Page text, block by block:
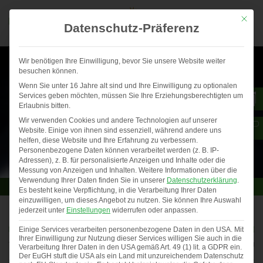
2025
uns …
Stellenangebot
Folgende Stelle haben wir
Previous
Mit
Datenschutz-Präferenz
Wir benötigen Ihre Einwilligung, bevor Sie unsere Website weiter
besuchen können.
Wenn Sie unter 16 Jahre alt sind und Ihre Einwilligung zu optionalen
Services geben möchten, müssen Sie Ihre Erziehungsberechtigten um
Erlaubnis bitten.
Wir verwenden Cookies und andere Technologien auf unserer
Website. Einige von ihnen sind essenziell, während andere uns
helfen, diese Website und Ihre Erfahrung zu verbessern.
Personenbezogene Daten können verarbeitet werden (z. B. IP-
Adressen), z. B. für personalisierte Anzeigen und Inhalte oder die
Messung von Anzeigen und Inhalten. Weitere Informationen über die
Verwendung Ihrer Daten finden Sie in unserer Datenschutzerklärung.
Es besteht keine Verpflichtung, in die Verarbeitung Ihrer Daten
einzuwilligen, um dieses Angebot zu nutzen. Sie können Ihre Auswahl
jederzeit unter Einstellungen widerrufen oder anpassen.
Einige Services verarbeiten personenbezogene Daten in den USA. Mit
Ihrer Einwilligung zur Nutzung dieser Services willigen Sie auch in die
Verarbeitung Ihrer Daten in den USA gemäß Art. 49 (1) lit. a GDPR ein.
Der EuGH stuft die USA als ein Land mit unzureichendem Datenschutz